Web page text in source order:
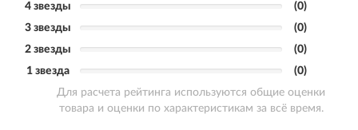
4 звезды
(0)
3 звезды
(0)
2 звезды
(0)
1 звезда
(0)
Для расчета рейтинга используются общие оценки
товара и оценки по характеристикам за всё время.